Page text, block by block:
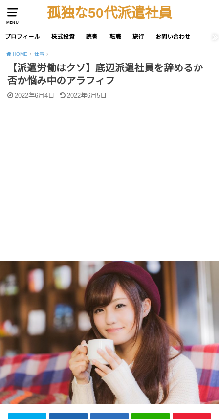
MENU
孤独な50代派遣社員
プロフィール 株式投資 読書 転職 旅行 お問い合わせ
HOME 仕事
【派遣労働はクソ】底辺派遣社員を辞めるか
否か悩み中のアラフィフ
2022年6月4日 2022年6月5日